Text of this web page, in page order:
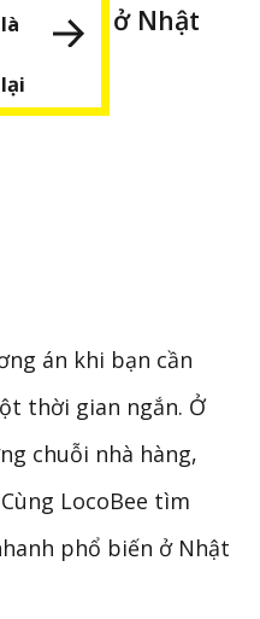
nhanh ở Nhật
án khi bạn cần
thời gian ngắn. Ở
chuỗi nhà hàng,
LocoBee tìm
phổ biến ở Nhật